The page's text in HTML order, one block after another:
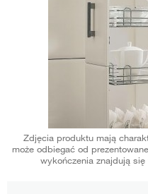
Zdjęcia produktu mają
może odbiegać od
wykończenia znajdują